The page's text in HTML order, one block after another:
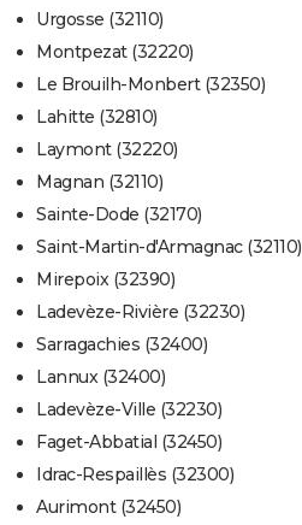
Urgosse (32110)
Montpezat (32220)
Le Brouilh-Monbert (32350)
Lahitte (32810)
Laymont (32220)
Magnan (32110)
Sainte-Dode (32170)
Saint-Martin-d'Armagnac (32110)
Mirepoix (32390)
Ladevèze-Rivière (32230)
Sarragachies (32400)
Lannux (32400)
Ladevèze-Ville (32230)
Faget-Abbatial (32450)
Idrac-Respaillès (32300)
Aurimont (32450)